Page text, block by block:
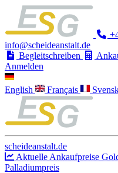
info@scheideanstalt.de
Begleitschreiben
Anmelden
English Français
scheideanstalt.de
Aktuelle Ankaufpreise
Palladiumpreis